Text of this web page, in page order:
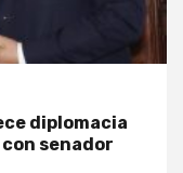
diplomacia
senador